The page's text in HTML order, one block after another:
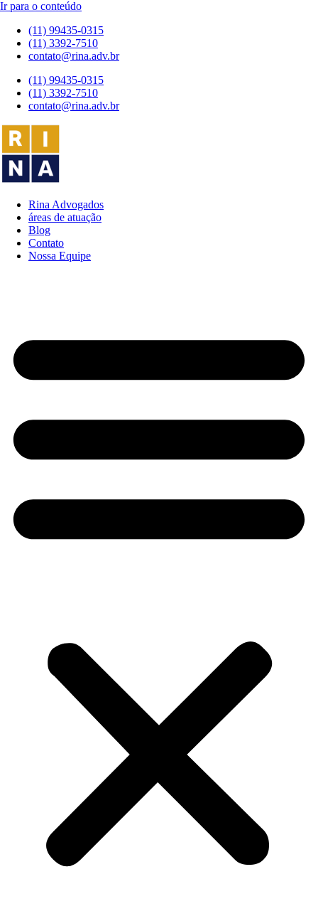
Ir para o conteúdo
(11) 99435-0315
(11) 3392-7510
contato@rina.adv.br
(11) 99435-0315
(11) 3392-7510
contato@rina.adv.br
Rina Advogados
áreas de atuação
Blog
Contato
Nossa Equipe